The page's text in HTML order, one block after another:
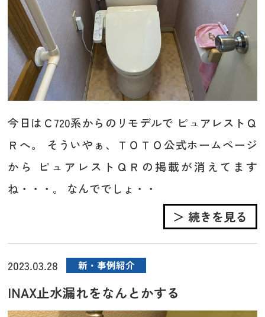
今日はＣ720系からのリモデルで ピュアレストＱ
Ｒへ。 そういやぁ、ＴＯＴＯ公式ホームページ
から ピュアレストＱＲの掲載が消えてます
ね・・・。 なんででしょ・・
＞ 続きを見る
2023.03.28 新・事例紹介
INAX止水漏れをなんとかする